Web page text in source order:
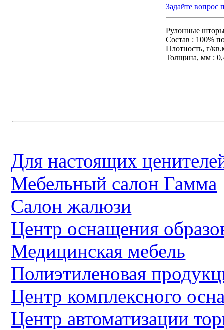
Задайте вопрос
Рулонные
Состав : 100%
Плотность, г/
Толщина, мм :
Для настоящих
Мебельный салон Гамма
Салон жалюзи
Центр оснащения
Медицинская мебель
Полиэтиленовая
Центр комплексного
Центр автоматизации